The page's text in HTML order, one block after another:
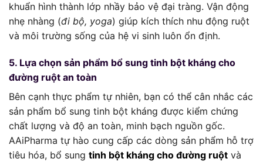
khuẩn hình thành lớp nhầy bảo vệ đại tràng. Vận động
nhẹ nhàng (đi bộ, yoga) giúp kích thích nhu động ruột
và môi trường sống của hệ vi sinh luôn ổn định.
5. Lựa chọn sản phẩm bổ sung tinh bột kháng cho
đường ruột an toàn
Bên cạnh thực phẩm tự nhiên, bạn có thể cân nhắc các
sản phẩm bổ sung tinh bột kháng được kiểm chứng
chất lượng và độ an toàn, minh bạch nguồn gốc.
AAiPharma tự hào cung cấp các dòng sản phẩm hỗ trợ
tiêu hóa, bổ sung tinh bột kháng cho đường ruột và